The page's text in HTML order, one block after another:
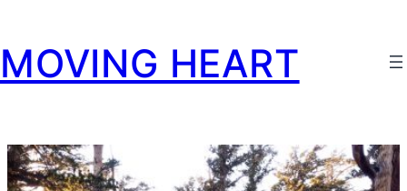
MOVING HEART